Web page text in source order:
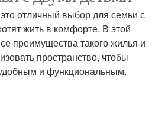
отличный выбор для семьи с
жить в комфорте. В этой
преимущества такого жилья и
пространство, чтобы
и функциональным.